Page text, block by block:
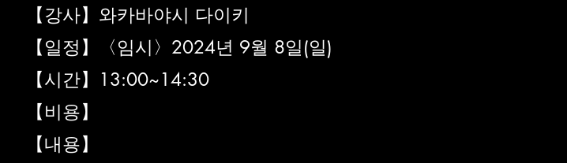
【강사】와카바야시 다이키
【일정】〈임시〉2024년 9월 8일(일)
【시간】13:00~14:30
【비용】
【내용】